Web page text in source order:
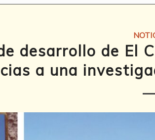
desarrollo de El
a una